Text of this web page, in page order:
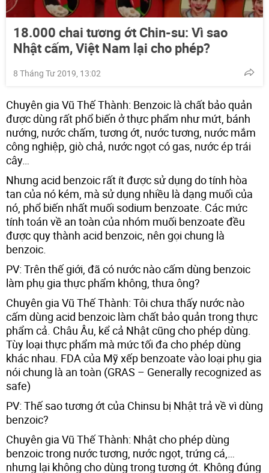
18.000 chai tương ớt Chin-su: Vì sao
Nhật cấm, Việt Nam lại cho phép?
8 Tháng Tư 2019, 13:02
Chuyên gia Vũ Thế Thành: Benzoic là chất bảo quản
được dùng rất phổ biến ở thực phẩm như mứt, bánh
nướng, nước chấm, tương ớt, nước tương, nước mắm
công nghiệp, giò chả, nước ngọt có gas, nước ép trái
cây…
Nhưng acid benzoic rất ít được sử dụng do tính hòa
tan của nó kém, mà sử dụng nhiều là dạng muối của
nó, phổ biến nhất muối sodium benzoate. Các mức
tính toán về an toàn của nhóm muối benzoate đều
được quy thành acid benzoic, nên gọi chung là
benzoic.
PV: Trên thế giới, đã có nước nào cấm dùng benzoic
làm phụ gia thực phẩm không, thưa ông?
Chuyên gia Vũ Thế Thành: Tôi chưa thấy nước nào
cấm dùng acid benzoic làm chất bảo quản trong thực
phẩm cả. Châu Âu, kể cả Nhật cũng cho phép dùng.
Tùy loại thực phẩm mà mức tối đa cho phép dùng
khác nhau. FDA của Mỹ xếp benzoate vào loại phụ gia
nói chung là an toàn (GRAS – Generally recognized as
safe)
PV: Thế sao tương ớt của Chinsu bị Nhật trả về vì dùng
benzoic?
Chuyên gia Vũ Thế Thành: Nhật cho phép dùng
benzoic trong nước tương, nước ngọt, trứng cá,…
nhưng lại không cho dùng trong tương ớt. Không đúng